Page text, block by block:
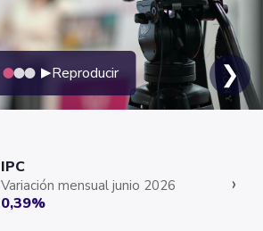
▶Reproducir ❯
Variación mensual junio 2026
IPC
0,39%
›